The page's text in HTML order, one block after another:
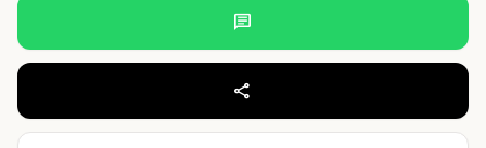
chat
share